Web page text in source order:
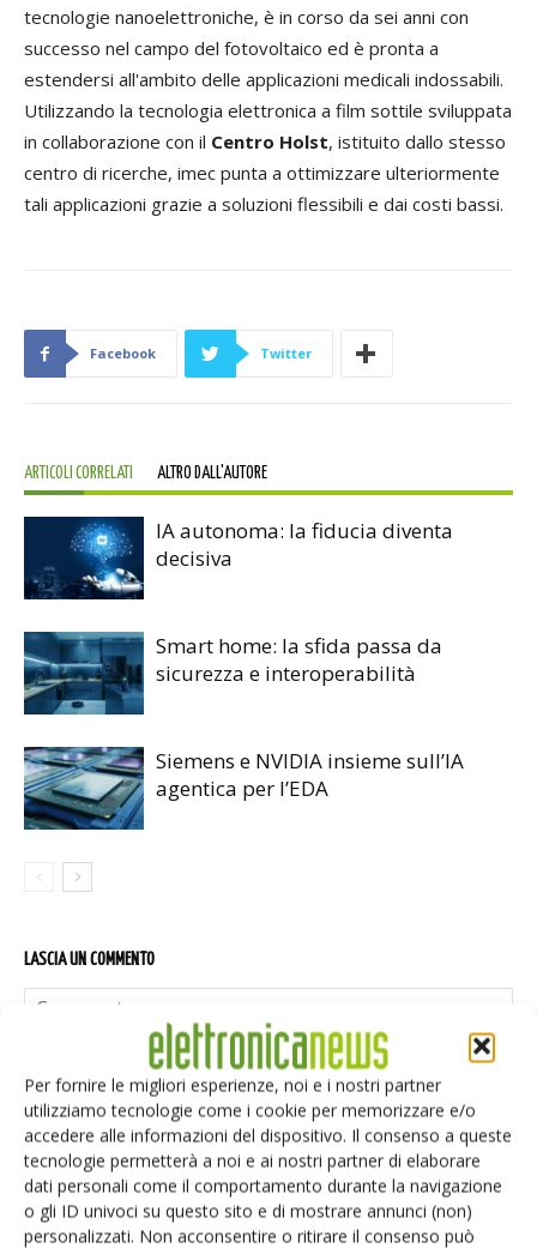
Per fornire le migliori esperienze, noi e i nostri partner
utilizziamo tecnologie come i cookie per memorizzare e/o
accedere alle informazioni del dispositivo. Il consenso a queste
tecnologie permetterà a noi e ai nostri partner di elaborare
dati personali come il comportamento durante la navigazione
o gli ID univoci su questo sito e di mostrare annunci (non)
personalizzati. Non acconsentire o ritirare il consenso può
tecnologie nanoelettroniche, è in corso da sei anni con
successo nel campo del fotovoltaico ed è pronta a
estendersi all'ambito delle applicazioni medicali indossabili.
Utilizzando la tecnologia elettronica a film sottile sviluppata
in collaborazione con il Centro Holst, istituito dallo stesso
centro di ricerche, imec punta a ottimizzare ulteriormente
tali applicazioni grazie a soluzioni flessibili e dai costi bassi.
Facebook Twitter
ARTICOLI CORRELATI ALTRO DALL'AUTORE
IA autonoma: la fiducia diventa
decisiva
Smart home: la sfida passa da
sicurezza e interoperabilità
Siemens e NVIDIA insieme sull’IA
agentica per l’EDA
LASCIA UN COMMENTO